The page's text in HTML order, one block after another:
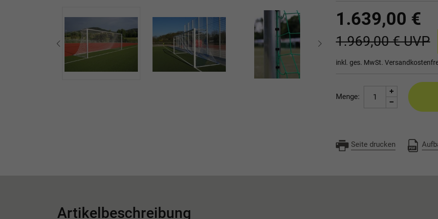
1.639,00 €
1.969,00 €UVP
inkl. ges. MwSt.
Menge:
Seite drucken
Artikelbeschreibung